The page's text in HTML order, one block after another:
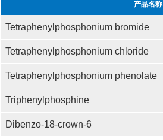
产品名称
Tetraphenylphosphonium bromide
Tetraphenylphosphonium chloride
Tetraphenylphosphonium phenolate
Triphenylphosphine
Dibenzo-18-crown-6